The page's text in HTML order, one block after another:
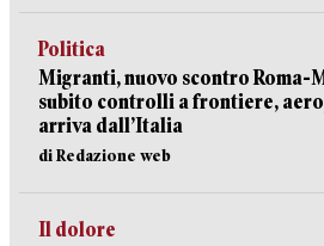
Politica
Migranti, nuovo scontro Roma-
subito controlli a frontiere,
arriva dall’Italia
di Redazione web
Il dolore